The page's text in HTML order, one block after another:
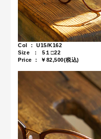
Col ： U15/K162
Size ： 5１□22
Price ： ￥82,500(税込)